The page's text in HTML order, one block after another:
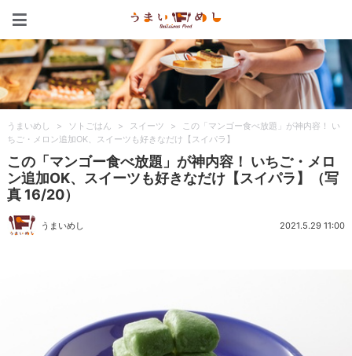
うまいめし > ソトごはん > スイーツ >
この「マンゴー食べ放題」が神内容！ い
ちご・メロン追加OK、スイーツも好きなだけ【スイパラ】
この「マンゴー食べ放題」が神内容！ いちご・メロ
ン追加OK、スイーツも好きなだけ【スイパラ】（写
真 16/20）
うまいめし 2021.5.29 11:00